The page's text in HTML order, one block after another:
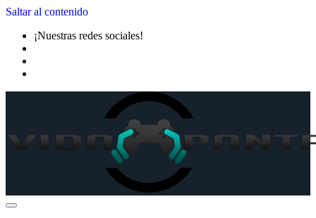
Saltar al contenido
¡Nuestras redes sociales!